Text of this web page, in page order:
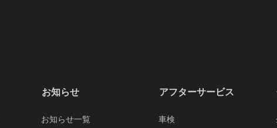
お知らせ
お知らせ一覧
アフターサービス
車検